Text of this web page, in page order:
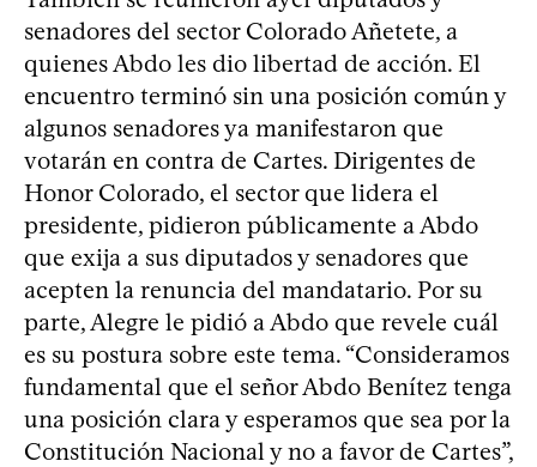
senadores del sector Colorado Añetete, a
quienes Abdo les dio libertad de acción. El
encuentro terminó sin una posición común y
algunos senadores ya manifestaron que
votarán en contra de Cartes. Dirigentes de
Honor Colorado, el sector que lidera el
presidente, pidieron públicamente a Abdo
que exija a sus diputados y senadores que
acepten la renuncia del mandatario. Por su
parte, Alegre le pidió a Abdo que revele cuál
es su postura sobre este tema. “Consideramos
fundamental que el señor Abdo Benítez tenga
una posición clara y esperamos que sea por la
Constitución Nacional y no a favor de Cartes”,